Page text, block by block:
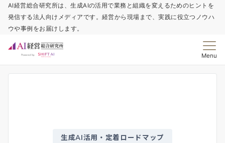
AI経営総合研究所は、生成AIの活用で業務と組織を変えるためのヒントを
発信する法人向けメディアです。経営から現場まで、実践に役立つノウハ
ウや事例をお届けします。
Menu
生成AI活用・定着ロードマップ